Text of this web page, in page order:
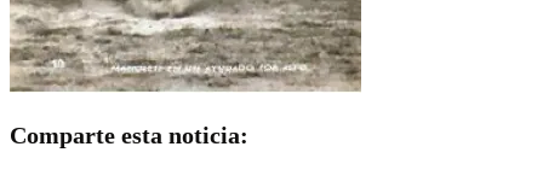
Comparte esta noticia: